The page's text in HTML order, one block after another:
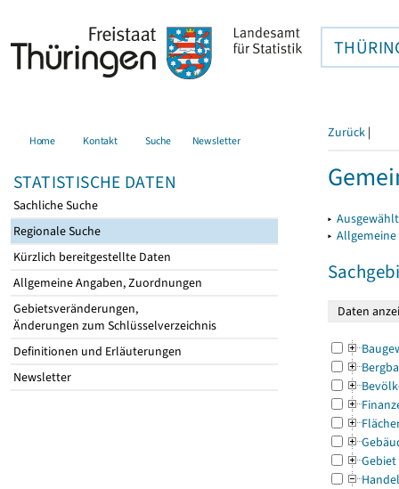
Home Kontakt Suche Newsletter
STATISTISCHE DATEN
Sachliche Suche
Regionale Suche
Kürzlich bereitgestellte Daten
Allgemeine Angaben, Zuordnungen
Gebietsveränderungen,
Änderungen zum Schlüsselverzeichnis
Definitionen und Erläuterungen
Newsletter
Zurück |
▸
▸
Gebiet